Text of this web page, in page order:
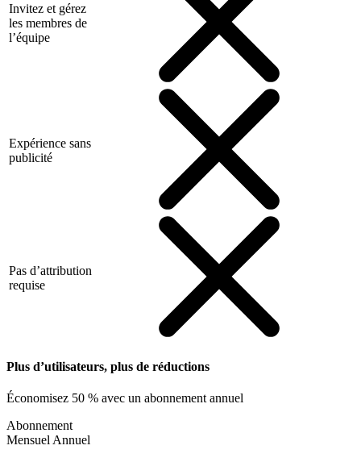
Invitez et gérez
les membres de
l’équipe
Expérience sans
publicité
Pas d’attribution
requise
Plus d’utilisateurs, plus de réductions
Économisez 50 % avec un abonnement annuel
Abonnement
Mensuel Annuel